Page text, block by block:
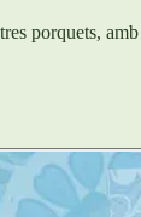
porquets,